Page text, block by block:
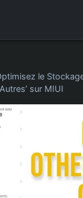
le
sur MIUI